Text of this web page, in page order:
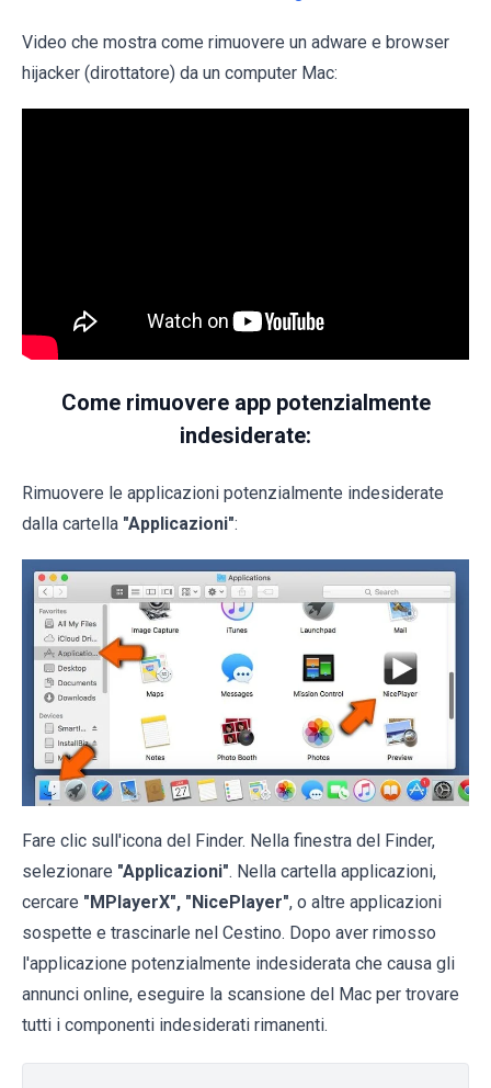
Video che mostra come rimuovere un adware e browser
hijacker (dirottatore) da un computer Mac:
Come rimuovere app potenzialmente
indesiderate:
Rimuovere le applicazioni potenzialmente indesiderate
dalla cartella "Applicazioni":
Fare clic sull'icona del Finder. Nella finestra del Finder,
selezionare "Applicazioni". Nella cartella applicazioni,
cercare "MPlayerX", "NicePlayer", o altre applicazioni
sospette e trascinarle nel Cestino. Dopo aver rimosso
l'applicazione potenzialmente indesiderata che causa gli
annunci online, eseguire la scansione del Mac per trovare
tutti i componenti indesiderati rimanenti.